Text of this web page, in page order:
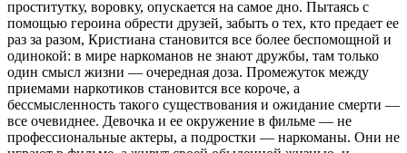
проститутку, воровку, опускается на самое дно. Пытаясь с
помощью героина обрести друзей, забыть о тех, кто предает ее
раз за разом, Кристиана становится все более беспомощной и
одинокой: в мире наркоманов не знают дружбы, там только
один смысл жизни — очередная доза. Промежуток между
приемами наркотиков становится все короче, а
бессмысленность такого существования и ожидание смерти —
все очевиднее. Девочка и ее окружение в фильме — не
профессиональные актеры, а подростки — наркоманы. Они не